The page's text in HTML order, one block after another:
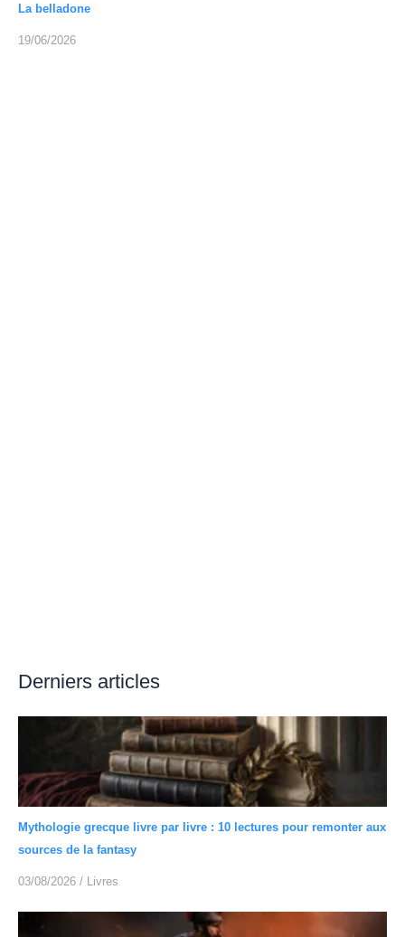
La belladone
19/06/2026
Derniers articles
Mythologie grecque livre par livre : 10 lectures pour remonter aux
sources de la fantasy
03/08/2026 / Livres